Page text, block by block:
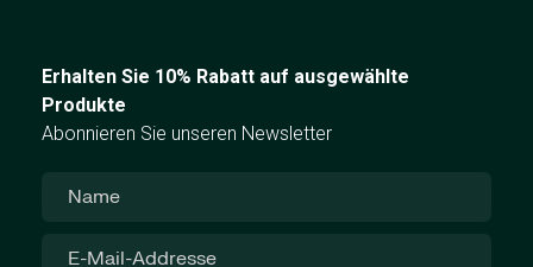
Erhalten Sie 10% Rabatt auf ausgewählte
Produkte
Abonnieren Sie unseren Newsletter